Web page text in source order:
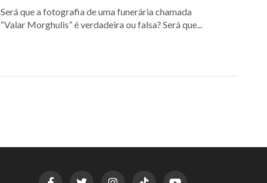
Será que a fotografia de uma funerária chamada
“Valar Morghulis” é verdadeira ou falsa? Será que...